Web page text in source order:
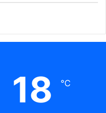
18 ℃